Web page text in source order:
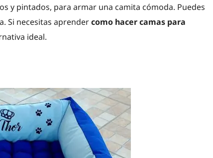
y pintados, para armar una camita cómoda. Puedes
Si necesitas aprendercomo hacer camas para
ideal.